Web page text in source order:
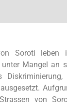
Soroti leben
Mangel an
von